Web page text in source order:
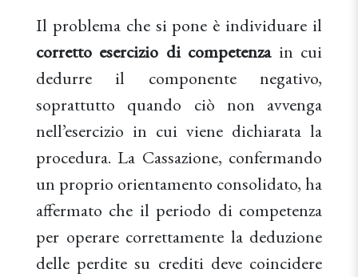
Il problema che si pone è individuare il
corretto esercizio di competenzain cui
dedurre il componente negativo,
soprattutto quando ciò non avvenga
nell’esercizio in cui viene dichiarata la
procedura. La Cassazione, confermando
un proprio orientamento consolidato, ha
affermato che il periodo di competenza
per operare correttamente la deduzione
delle perdite su crediti deve coincidere